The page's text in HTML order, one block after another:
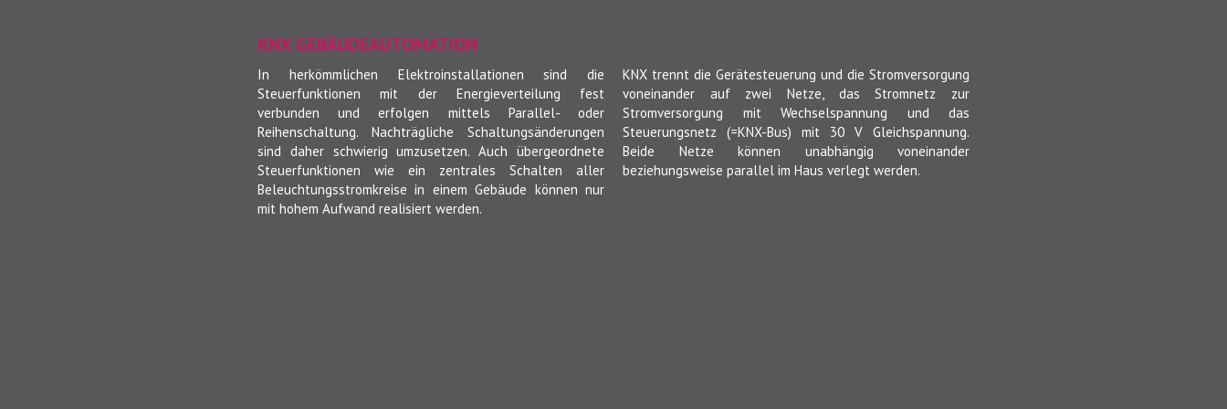
KNX GEBÄUDEAUTOMATION
In herkömmlichen Elektroinstallationen sind die
Steuerfunktionen mit der Energieverteilung fest
verbunden und erfolgen mittels Parallel- oder
Reihenschaltung. Nachträgliche Schaltungsänderungen
sind daher schwierig umzusetzen. Auch übergeordnete
Steuerfunktionen wie ein zentrales Schalten aller
Beleuchtungsstromkreise in einem Gebäude können nur
mit hohem Aufwand realisiert werden.
KNX trennt die Gerätesteuerung und die Stromversorgung
voneinander auf zwei Netze, das Stromnetz zur
Stromversorgung mit Wechselspannung und das
Steuerungsnetz (=KNX-Bus) mit 30 V Gleichspannung.
Beide Netze können unabhängig voneinander
beziehungsweise parallel im Haus verlegt werden.